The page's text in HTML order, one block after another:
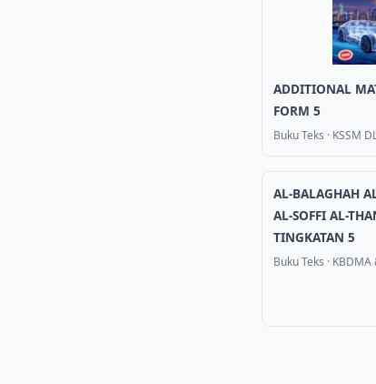
ADDITIONAL
FORM 5
Buku Teks · KSSM
AL-BALAGHAH
AL-SOFFI AL-
TINGKATAN 5
Buku Teks · KBDMA